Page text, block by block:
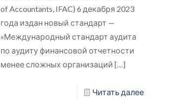
of Accountants, IFAC) 6 декабря 2023
года издан новый стандарт —
«Международный стандарт аудита
по аудиту финансовой отчетности
менее сложных организаций […]
Читать далее